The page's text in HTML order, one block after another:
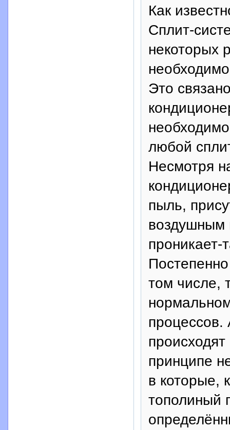
Как
Сплит-
некоторых
Это
любой
Несмотря
пыль,
воздушным
проникает-
том числе,
процессов.
принципе
в которые,
тополиный